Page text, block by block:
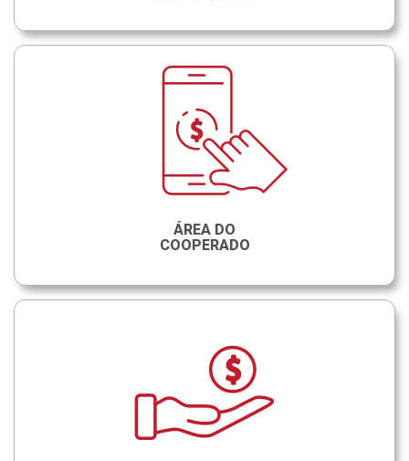
ÁREA DO
COOPERADO